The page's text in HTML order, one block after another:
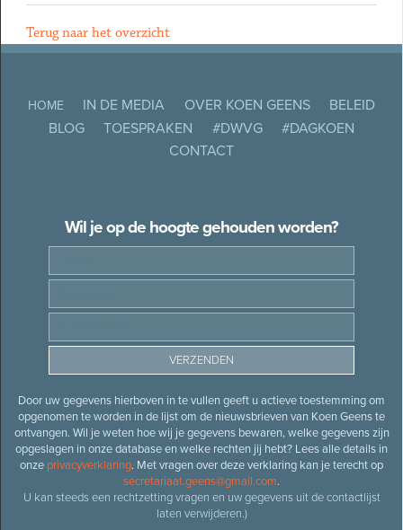
Terug naar het overzicht
HOME IN DE MEDIA OVER KOEN GEENS
BELEID
BLOG
TOESPRAKEN #DWVG
#DAGKOEN
CONTACT
Wil je op de hoogte gehouden worden?
Door uw gegevens hierboven in te vullen geeft u actieve toestemming om
opgenomen te worden in de lijst om de nieuwsbrieven van Koen Geens te
ontvangen. Wil je weten hoe wij je gegevens bewaren, welke gegevens zijn
opgeslagen in onze database en welke rechten jij hebt? Lees alle details in
onze privacyverklaring. Met vragen over deze verklaring kan je terecht op
secretariaat.geens@gmail.com.
U kan steeds een rechtzetting vragen en uw gegevens uit de contactlijst
laten verwijderen.)